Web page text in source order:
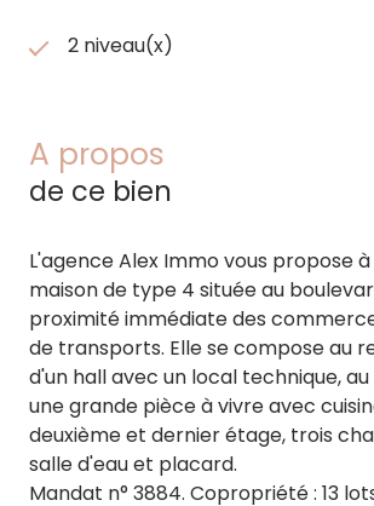
2 niveau(x)
A propos
de ce bien
L'agence Alex Immo vous propose
maison de type 4 située au
proximité immédiate des
de transports. Elle se compose au
d'un hall avec un local technique,
une grande pièce à vivre avec
deuxième et dernier étage, trois
salle d'eau et placard.
Mandat n° 3884. Copropriété : 13